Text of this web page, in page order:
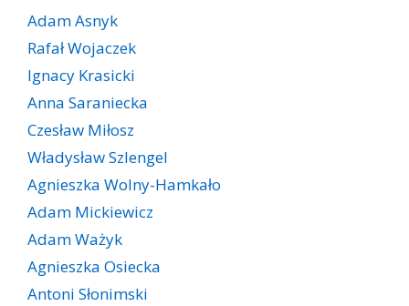
Adam Asnyk
Rafał Wojaczek
Ignacy Krasicki
Anna Saraniecka
Czesław Miłosz
Władysław Szlengel
Agnieszka Wolny-Hamkało
Adam Mickiewicz
Adam Ważyk
Agnieszka Osiecka
Antoni Słonimski